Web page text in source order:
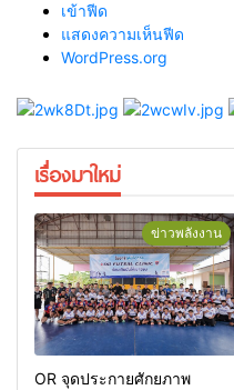
เข้าฟีด
แสดงความเห็นฟีด
WordPress.org
เรื่องมาใหม่
ข่าวพลังงาน
OR จุดประกายศักยภาพ